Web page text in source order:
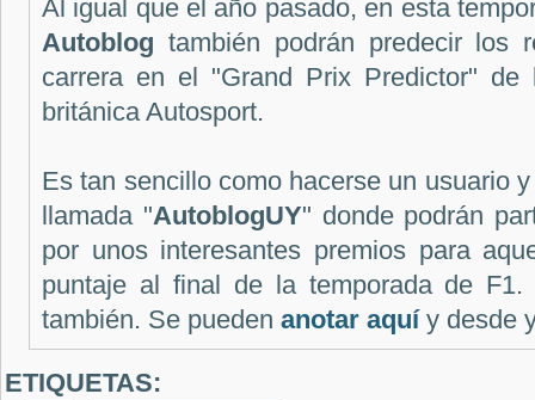
Al igual que el año pasado, en esta
Autoblog también podrán predecir los
carrera en el "Grand Prix Predictor" de
británica Autosport.
Es tan sencillo como hacerse un usuario
llamada "AutoblogUY" donde podrán
por unos interesantes premios para
puntaje al final de la temporada de
también. Se pueden anotar aquíy desde
ETIQUETAS: